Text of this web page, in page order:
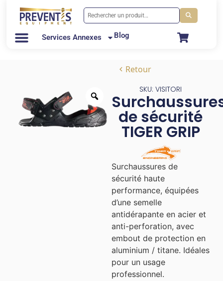
Services Annexes Blog
Retour
SKU: VISITORI
de sécurité
TIGER GRIP
Surchaussures de
sécurité haute
performance, équipées
d’une semelle
antidérapante en acier et
anti-perforation, avec
embout de protection en
aluminium / titane. Idéales
pour un usage
professionnel.